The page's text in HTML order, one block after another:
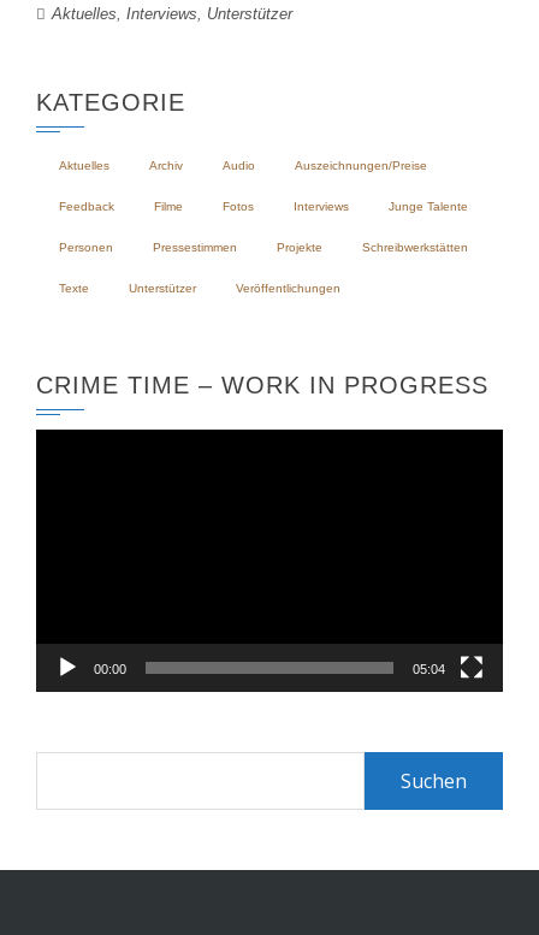
Aktuelles, Interviews, Unterstützer
KATEGORIE
Aktuelles Archiv Audio Auszeichnungen/Preise
Feedback Filme Fotos Interviews Junge Talente
Personen Pressestimmen Projekte Schreibwerkstätten
Texte Unterstützer Veröffentlichungen
CRIME TIME – WORK IN PROGRESS
00:00 05:04